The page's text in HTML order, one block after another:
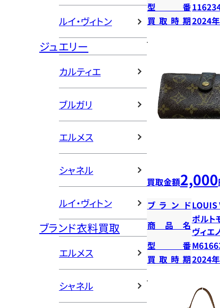
ルイ・ヴィトン
ジュエリー
カルティエ
ブルガリ
エルメス
シャネル
ルイ・ヴィトン
ブランド衣料買取
エルメス
シャネル
型番
買取時期2024
買取金額2,000
ブランドLOUIS
商品名
ポルト
ヴィエ
型番
買取時期2024